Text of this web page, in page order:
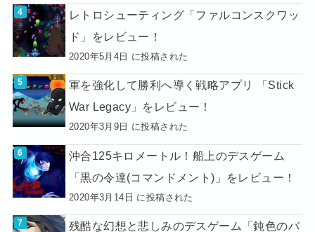
レトロシューティング「ファルコンスクワッ
ド」をレビュー！
2020年5月4日 に投稿された
軍を強化して勝利へ導く戦略アプリ 「Stick
War Legacy」をレビュー！
2020年3月9日 に投稿された
沖合125キロメートル！船上のデスゲーム
「黒の令達(コマンドメント)」をレビュー！
2020年3月14日 に投稿された
残酷な幻想と悲しみのデスゲーム「鈍色のバ